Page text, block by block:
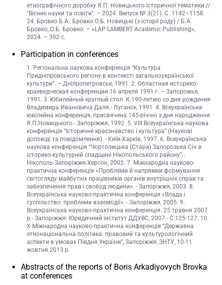
етнографічного доробку Я.П. Новицького історичної тематики //
"Вісник науки та освіти". – 2024. Випуск № 3(21). С. 1142–1158.
24. Бровко Б.А., Бровко О.Б. Новицькі (з історії роду) / Б.А.
Бровко, О.Б. Бровко. – «LAP LAMBERT Academic Publishing»,
2024. – 392 с.
Participation in conferences
1. Регіональна наукова конференція “Культура
Придніпровського регіону в контексті загальноукраїнської
культури”. – Дніпропетровськ, 1991. 2. Областная историко-
краеведческая конференции 16 апреля 1991 г. – Запорожье,
1991. 3. Юбилейный круглый стол. К 190-летию со дня рождения
Владимира Ивановича Даля.- Луганск, 1991. 4. Всеукраїнська
ювілейна конференція, присвячена 145-річчю з дня народження
Я.П.Новицького.- Запоріжжя, 1992. 5. VIII Всеукраїнська наукова
конференція “Історичне краєзнавство і культура” (Наукові
доповіді та повідомлення). - Київ-Харків, 1997. 6. Всеукраїнська
наукова конференція “Чортолицька (Стара) Запорозька Січ в
історико-культурній спадщині Нікопольського району”.-
Нікополь-Запоріжжя-Херсон, 2002. 7. Міжнародна науково-
практична конференція «Проблеми й напрямки формування
світогляду майбутніх працівників органів внутрішніх справ та
забезпечення прав і свобод людини». - Запоріжжя, 2003. 8.
Всеукраїнська науково-практична конференція «Влада і
суспільство: проблеми взаємодії». - Запоріжжя, 2005. 9.
Всеукраїнська науково-практична конференція. 25 травня 2007
р.- Запоріжжя: Юридичний інститут ДДУВС, 2007.- С.125-127. 10.
X Міжнародна науково-практична конференція “Державна
етнонаціональна політика: правовий та культурологічний
аспекти в умовах Півдня України”, Запоріжжя, ЗНТУ, 10-11
жовтня 2013 р.
Abstracts of the reports of Boris Arkadiyovych Brovka
at conferences